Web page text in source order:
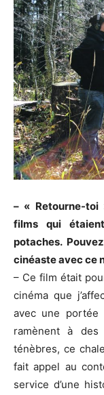
– « Retourne-toi
films qui
potaches.
cinéaste avec ce
– Ce film était
cinéma que
avec une portée
ramènent à
ténèbres, ce
fait appel au
service d’une